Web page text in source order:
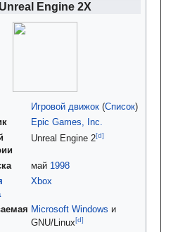
Unreal Engine 2X
Игровой движок (Список)
Epic Games, Inc.
Unreal Engine 2[d]
май 1998
Xbox
Microsoft Windows и
GNU/Linux[d]